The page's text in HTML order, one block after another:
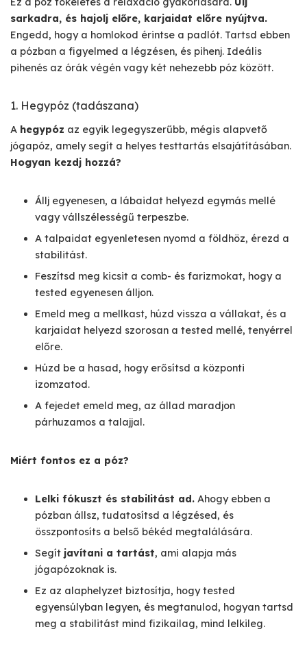
sarkadra, és hajolj előre, karjaidat előre nyújtva.
Engedd, hogy a homlokod érintse a padlót. Tartsd ebben
a pózban a figyelmed a légzésen, és pihenj. Ideális
pihenés az órák végén vagy két nehezebb póz között.
1. Hegypóz (tadászana)
A hegypóz az egyik legegyszerűbb, mégis alapvető
jógapóz, amely segít a helyes testtartás elsajátításában.
Hogyan kezdj hozzá?
Állj egyenesen, a lábaidat helyezd egymás mellé
vagy vállszélességű terpeszbe.
A talpaidat egyenletesen nyomd a földhöz, érezd a
stabilitást.
Feszítsd meg kicsit a comb- és farizmokat, hogy a
tested egyenesen álljon.
Emeld meg a mellkast, húzd vissza a vállakat, és a
karjaidat helyezd szorosan a tested mellé, tenyérrel
előre.
Húzd be a hasad, hogy erősítsd a központi
izomzatod.
A fejedet emeld meg, az állad maradjon
párhuzamos a talajjal.
Miért fontos ez a póz?
Lelki fókuszt és stabilitást ad. Ahogy ebben a
pózban állsz, tudatosítsd a légzésed, és
összpontosíts a belső békéd megtalálására.
Segít javítani a tartást, ami alapja más
jógapózoknak is.
Ez az alaphelyzet biztosítja, hogy tested
egyensúlyban legyen, és megtanulod, hogyan tartsd
meg a stabilitást mind fizikailag, mind lelkileg.